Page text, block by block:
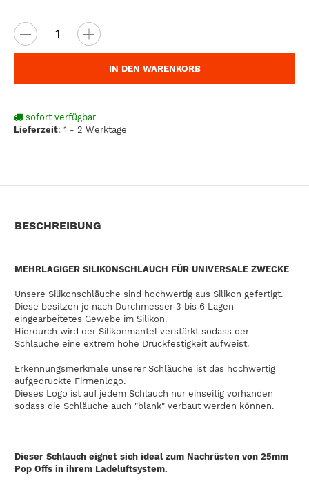
IN DEN WARENKORB
sofort verfügbar
Lieferzeit: 1 - 2 Werktage
BESCHREIBUNG
MEHRLAGIGER SILIKONSCHLAUCH FÜR UNIVERSALE ZWECKE
Unsere Silikonschläuche sind hochwertig aus Silikon gefertigt.
Diese besitzen je nach Durchmesser 3 bis 6 Lagen
eingearbeitetes Gewebe im Silikon.
Hierdurch wird der Silikonmantel verstärkt sodass der
Schlauche eine extrem hohe Druckfestigkeit aufweist.
Erkennungsmerkmale unserer Schläuche ist das hochwertig
aufgedruckte Firmenlogo.
Dieses Logo ist auf jedem Schlauch nur einseitig vorhanden
sodass die Schläuche auch "blank" verbaut werden können.
Dieser Schlauch eignet sich ideal zum Nachrüsten von 25mm
Pop Offs in ihrem Ladeluftsystem.